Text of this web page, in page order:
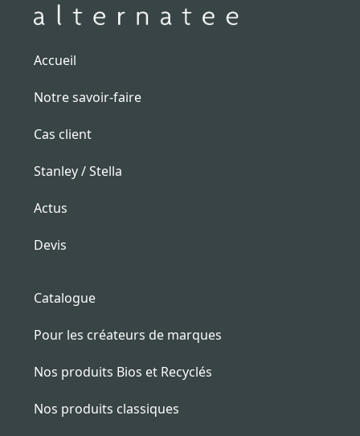
Accueil
Notre savoir-faire
Cas client
Stanley / Stella
Actus
Devis
Catalogue
Pour les créateurs de marques
Nos produits Bios et Recyclés
Nos produits classiques